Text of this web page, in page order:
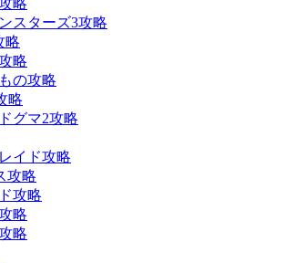
略
スターズ3攻略
略
略
の攻略
略
グマ2攻略
イド攻略
攻略
攻略
略
略